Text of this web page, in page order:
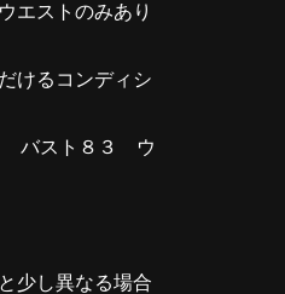
ストのみあり
けるコンディシ
バスト８３ ウ
少し異なる場合